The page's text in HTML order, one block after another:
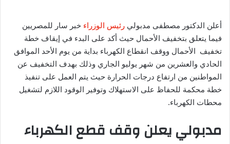
ن
أعلن الدكتور مصطفى مدبولي رئيس الوزراء خبر سار للمصريين
فيما يتعلق بتخفيف الأحمال حيث أكد على البدء في إيقاف خطة
تخفيف الأحمال ووقف انقطاع الكهرباء بداية من يوم الأحد الموافق
الحادي والعشرين من شهر يوليو الجاري وذلك بهدف التخفيف عن
المواطنين من ارتفاع درجات الحرارة حيث يتم العمل على تنفيذ
خطة محكمة للحفاظ على الاستهلاك وتوفير الوقود اللازم لتشغيل
محطات الكهرباء.
مدبولي يعلن وقف قطع الكهرباء